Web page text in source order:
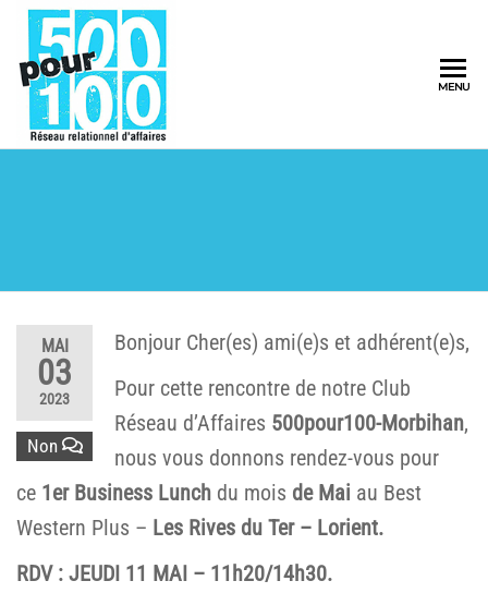
MENU
MAI
03
2023
Non
Bonjour Cher(es) ami(e)s et adhérent(e)s,
Pour cette rencontre de notre Club
Réseau d’Affaires 500pour100-Morbihan,
nous vous donnons rendez-vous pour
ce 1er Business Lunch du mois de Mai au Best
Western Plus – Les Rives du Ter – Lorient.
RDV : JEUDI 11 MAI – 11h20/14h30.